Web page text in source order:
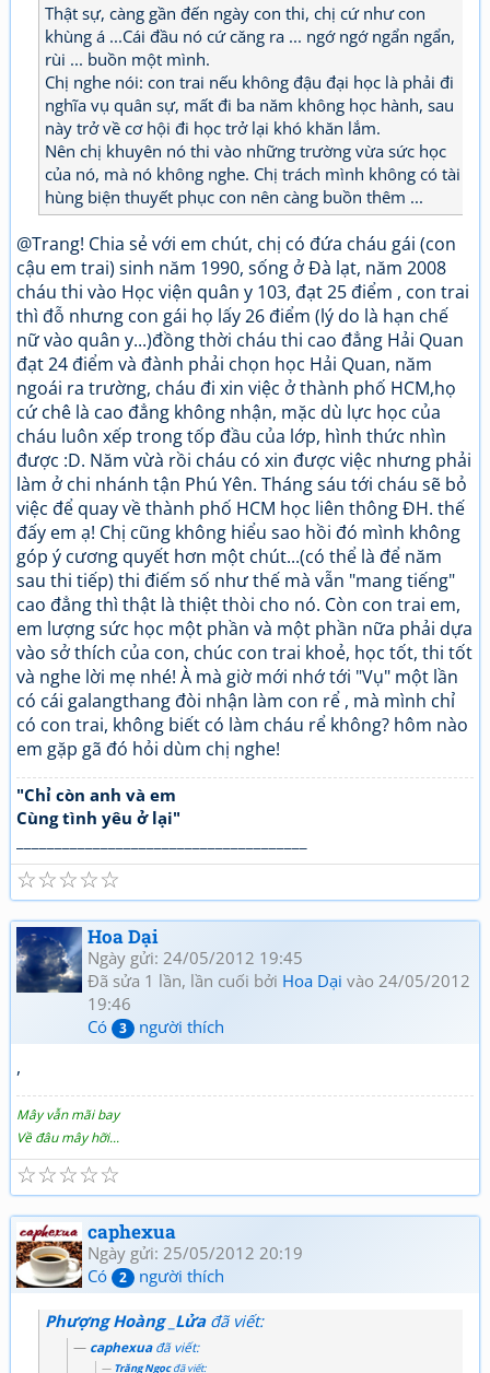
Thật sự, càng gần đến ngày con thi, chị cứ như con
khùng á ...Cái đầu nó cứ căng ra ... ngớ ngớ ngẩn ngẩn,
rùi ... buồn một mình.
Chị nghe nói: con trai nếu không đậu đại học là phải đi
nghĩa vụ quân sự, mất đi ba năm không học hành, sau
này trở về cơ hội đi học trở lại khó khăn lắm.
Nên chị khuyên nó thi vào những trường vừa sức học
của nó, mà nó không nghe. Chị trách mình không có tài
hùng biện thuyết phục con nên càng buồn thêm ...
@Trang! Chia sẻ với em chút, chị có đứa cháu gái (con
cậu em trai) sinh năm 1990, sống ở Đà lạt, năm 2008
cháu thi vào Học viện quân y 103, đạt 25 điểm , con trai
thì đỗ nhưng con gái họ lấy 26 điểm (lý do là hạn chế
nữ vào quân y...)đồng thời cháu thi cao đẳng Hải Quan
đạt 24 điểm và đành phải chọn học Hải Quan, năm
ngoái ra trường, cháu đi xin việc ở thành phố HCM,họ
cứ chê là cao đẳng không nhận, mặc dù lực học của
cháu luôn xếp trong tốp đầu của lớp, hình thức nhìn
được :D. Năm vừà rồi cháu có xin được việc nhưng phải
làm ở chi nhánh tận Phú Yên. Tháng sáu tới cháu sẽ bỏ
việc để quay về thành phố HCM học liên thông ĐH. thế
đấy em ạ! Chị cũng không hiểu sao hồi đó mình không
góp ý cương quyết hơn một chút...(có thể là để năm
sau thi tiếp) thi điếm số như thế mà vẫn "mang tiếng"
cao đẳng thì thật là thiệt thòi cho nó. Còn con trai em,
em lượng sức học một phần và một phần nữa phải dựa
vào sở thích của con, chúc con trai khoẻ, học tốt, thi tốt
và nghe lời mẹ nhé! À mà giờ mới nhớ tới "Vụ" một lần
có cái galangthang đòi nhận làm con rể , mà mình chỉ
có con trai, không biết có làm cháu rể không? hôm nào
em gặp gã đó hỏi dùm chị nghe!
"Chỉ còn anh và em
Cùng tình yêu ở lại"
☆
☆
☆
☆
☆
Hoa Dại
Ngày gửi: 24/05/2012 19:45
Đã sửa 1 lần, lần cuối bởi Hoa Dại vào 24/05/2012
19:46
Có
3 người thích
,
Mây vẫn mãi bay
Về đâu mây hỡi...
☆
☆
☆
☆
☆
caphexua
Ngày gửi: 25/05/2012 20:19
Có
2 người thích
Phượng Hoàng _Lửađã viết:
caphexuađã viết:
Trăng Ngọcđã viết: